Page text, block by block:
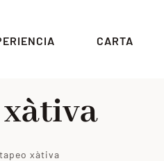
CARTA
tapeo xàtiva